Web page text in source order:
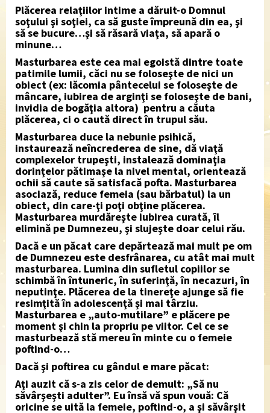
Plăcerea relaţiilor intime a dăruit-o Domnul
soţului şi soţiei, ca să guste împreună din ea, şi
să se bucure…şi să răsară viaţa, să apară o
minune…
Masturbarea este cea mai egoistă dintre toate
patimile lumii, căci nu se foloseşte de nici un
obiect (ex: lăcomia pântecelui se foloseşte de
mâncare, iubirea de arginţi se foloseşte de bani,
invidia de bogăţia altora) pentru a căuta
plăcerea, ci o caută direct în trupul său.
Masturbarea duce la nebunie psihică,
instaurează neîncrederea de sine, dă viaţă
complexelor trupeşti, instalează dominaţia
dorinţelor pătimaşe la nivel mental, orientează
ochii să caute să satisfacă pofta. Masturbarea
asociază, reduce femeia (sau bărbatul) la un
obiect, din care-ţi poţi obţine plăcerea.
Masturbarea murdăreşte iubirea curată, îl
elimină pe Dumnezeu, şi slujeşte doar celui rău.
Dacă e un păcat care depărtează mai mult pe om
de Dumnezeu este desfrânarea, cu atât mai mult
masturbarea. Lumina din sufletul copiilor se
schimbă în întuneric, în suferinţă, în necazuri, în
neputinţe. Plăcerea de la tinereţe ajunge să fie
resimţită în adolescenţă şi mai târziu.
Masturbarea e „auto-mutilare” e plăcere pe
moment şi chin la propriu pe viitor. Cel ce se
masturbează stă mereu în minte cu o femeie
poftind-o…
Dacă şi poftirea cu gândul e mare păcat:
Aţi auzit că s-a zis celor de demult: „Să nu
săvârşeşti adulter”. Eu însă vă spun vouă: Că
oricine se uită la femeie, poftind-o, a şi săvârşit